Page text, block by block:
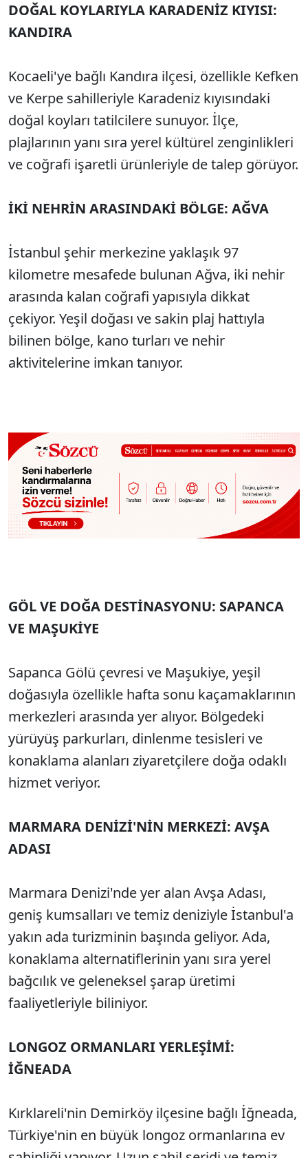
DOĞAL KOYLARIYLA KARADENİZ KIYISI:
KANDIRA
Kocaeli'ye bağlı Kandıra ilçesi, özellikle Kefken
ve Kerpe sahilleriyle Karadeniz kıyısındaki
doğal koyları tatilcilere sunuyor. İlçe,
plajlarının yanı sıra yerel kültürel zenginlikleri
ve coğrafi işaretli ürünleriyle de talep görüyor.
İKİ NEHRİN ARASINDAKİ BÖLGE: AĞVA
İstanbul şehir merkezine yaklaşık 97
kilometre mesafede bulunan Ağva, iki nehir
arasında kalan coğrafi yapısıyla dikkat
çekiyor. Yeşil doğası ve sakin plaj hattıyla
bilinen bölge, kano turları ve nehir
aktivitelerine imkan tanıyor.
GÖL VE DOĞA DESTİNASYONU: SAPANCA
VE MAŞUKİYE
Sapanca Gölü çevresi ve Maşukiye, yeşil
doğasıyla özellikle hafta sonu kaçamaklarının
merkezleri arasında yer alıyor. Bölgedeki
yürüyüş parkurları, dinlenme tesisleri ve
konaklama alanları ziyaretçilere doğa odaklı
hizmet veriyor.
MARMARA DENİZİ'NİN MERKEZİ: AVŞA
ADASI
Marmara Denizi'nde yer alan Avşa Adası,
geniş kumsalları ve temiz deniziyle İstanbul'a
yakın ada turizminin başında geliyor. Ada,
konaklama alternatiflerinin yanı sıra yerel
bağcılık ve geleneksel şarap üretimi
faaliyetleriyle biliniyor.
LONGOZ ORMANLARI YERLEŞİMİ:
İĞNEADA
Kırklareli'nin Demirköy ilçesine bağlı İğneada,
Türkiye'nin en büyük longoz ormanlarına ev